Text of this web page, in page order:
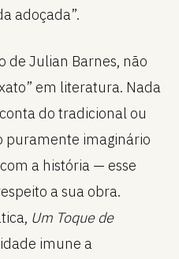
adoçada”.
de Julian Barnes, não
em literatura. Nada
do tradicional ou
puramente imaginário
a história — esse
a sua obra.
Um Toque de
imune a